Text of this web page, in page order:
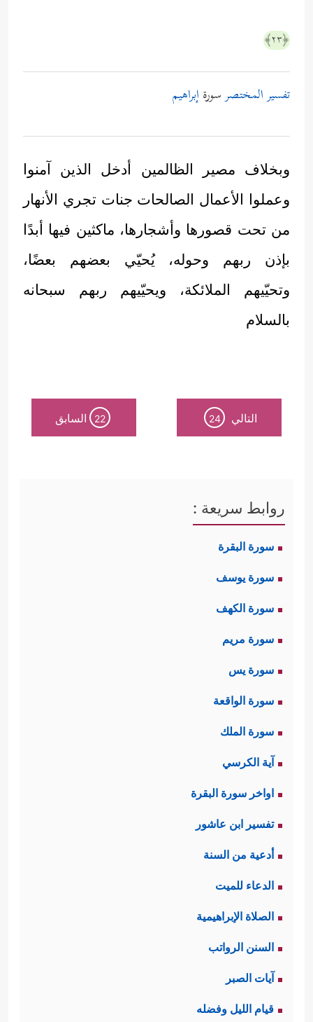
﴿٢٣﴾
تفسير المختصرسورة إبراهيم
وبخلاف مصير الظالمين أدخل الذين آمنوا
وعملوا الأعمال الصالحات جنات تجري الأنهار
من تحت قصورها وأشجارها، ماكثين فيها أبدًا
بإذن ربهم وحوله، يُحيّي بعضهم بعضًا،
وتحيّيهم الملائكة، ويحيّيهم ربهم سبحانه
بالسلام
التالي 24
22 السابق
روابط سريعة :
سورة البقرة
سورة يوسف
سورة الكهف
سورة مريم
سورة يس
سورة الواقعة
سورة الملك
آية الكرسي
اواخر سورة البقرة
تفسير ابن عاشور
أدعية من السنة
الدعاء للميت
الصلاة الإبراهيمية
السنن الرواتب
آيات الصبر
قيام الليل وفضله